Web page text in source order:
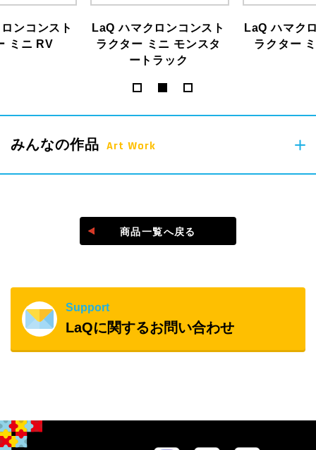
ンコンスト
ミニ RV
LaQ ハマクロンコンスト
ラクター ミニ モンスタ
ートラック
LaQ ハマク
ラクター
みんなの作品 Art Work
#laq作品
商品一覧へ戻る
Support
LaQに関するお問い合わせ